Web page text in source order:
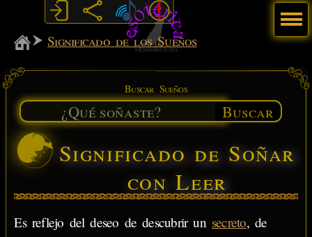
MiSabueso
Significado de los Sueños
Buscar Sueños
Buscar
Significado de Soñar
con Leer
Es reflejo del deseo de descubrir un secreto, de
Menú